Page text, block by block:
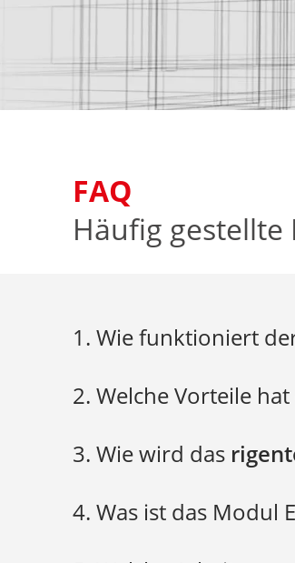
FAQ
Häufig
1. Wie funktioniert
rigento
2. Welche Vorteile
rigento
3. Wie wird das
4. Was ist das Modul